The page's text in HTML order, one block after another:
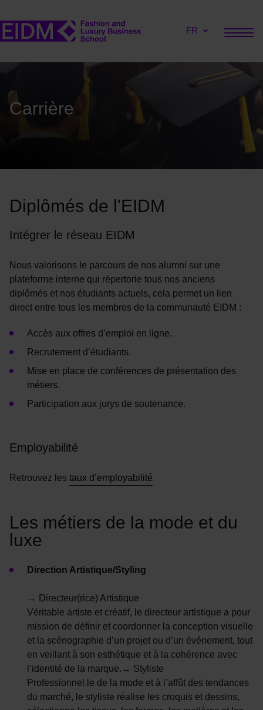
FR
Carrière
Diplômés de l'EIDM
Intégrer le réseau EIDM
Nous valorisons le parcours de nos alumni sur une
plateforme interne qui répertorie tous nos anciens
diplômés et nos étudiants actuels, cela permet un lien
direct entre tous les membres de la communauté EIDM :
Accès aux offres d’emploi en ligne.
Recrutement d’étudiants.
Mise en place de conférences de présentation des
métiers.
Participation aux jurys de soutenance.
Employabilité
Retrouvez les taux d’employabilité
Les métiers de la mode et du
luxe
Direction Artistique/Styling
→ Directeur(rice) Artistique
Véritable artiste et créatif, le directeur artistique a pour
mission de définir et coordonner la conception visuelle
et la scénographie d’un projet ou d’un événement, tout
en veillant à son esthétique et à la cohérence avec
l’identité de la marque.→ Styliste
Professionnel.le de la mode et à l’affût des tendances
du marché, le styliste réalise les croquis et dessins,